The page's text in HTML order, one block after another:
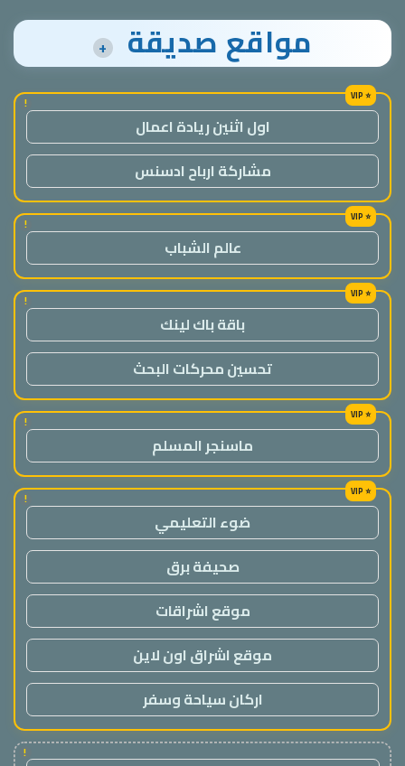
مواقع صديقة +
!
اول اثنين ريادة اعمال
مشاركة ارباح ادسنس
!
عالم الشباب
!
باقة باك لينك
تحسين محركات البحث
!
ماسنجر المسلم
!
ضوء التعليمي
صحيفة برق
موقع اشراقات
موقع اشراق اون لاين
اركان سياحة وسفر
!